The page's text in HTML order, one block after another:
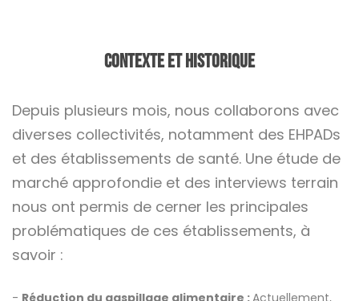
CONTEXTE ET HISTORIQUE
Depuis plusieurs mois, nous collaborons avec
diverses collectivités, notamment des EHPADs
et des établissements de santé. Une étude de
marché approfondie et des interviews terrain
nous ont permis de cerner les principales
problématiques de ces établissements, à
savoir :